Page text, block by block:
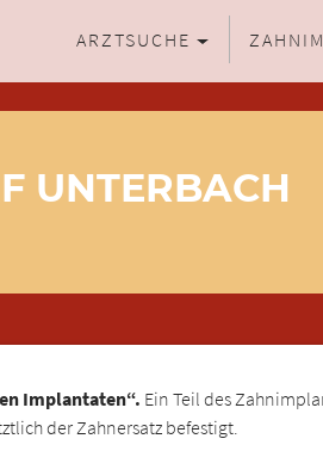
ARZTSUCHE
UNTERBACH
Implantaten“. Ein Teil des
der Zahnersatz befestigt.